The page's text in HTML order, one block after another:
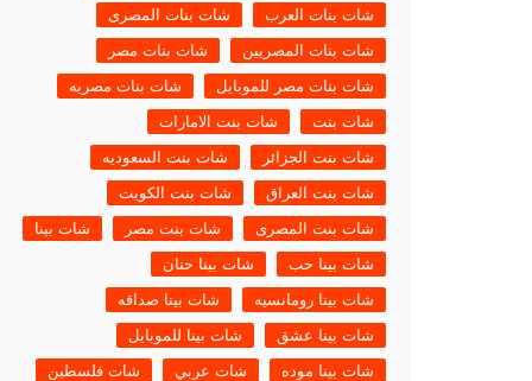
شات بنات العرب
شات بنات المصرى
شات بنات المصريين
شات بنات مصر
شات بنات مصر للموبايل
شات بنات مصريه
شات بنت
شات بنت الامارات
شات بنت الجزائر
شات بنت السعوديه
شات بنت العراق
شات بنت الكويت
شات بنت المصرى
شات بنت مصر
شات بينا
شات بينا حب
شات بينا حنان
شات بينا رومانسيه
شات بينا صداقه
شات بينا عشق
شات بينا للموبايل
شات بينا موده
شات عربي
شات فلسطين